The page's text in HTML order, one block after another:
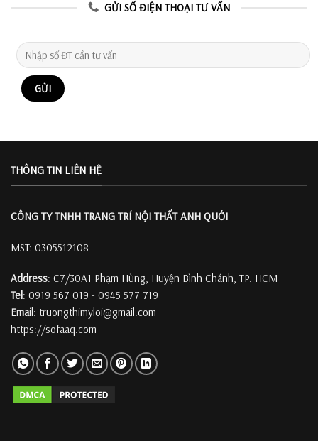
GỬI SỐ ĐIỆN THOẠI TƯ VẤN
THÔNG TIN LIÊN HỆ
CÔNG TY TNHH TRANG TRÍ NỘI THẤT ANH QUỚI
MST: 0305512108
Address: C7/30A1 Phạm Hùng, Huyện Bình Chánh, TP. HCM
Tel : 0919 567 019 - 0945 577 719
Email : truongthimyloi@gmail.com
https://sofaaq.com